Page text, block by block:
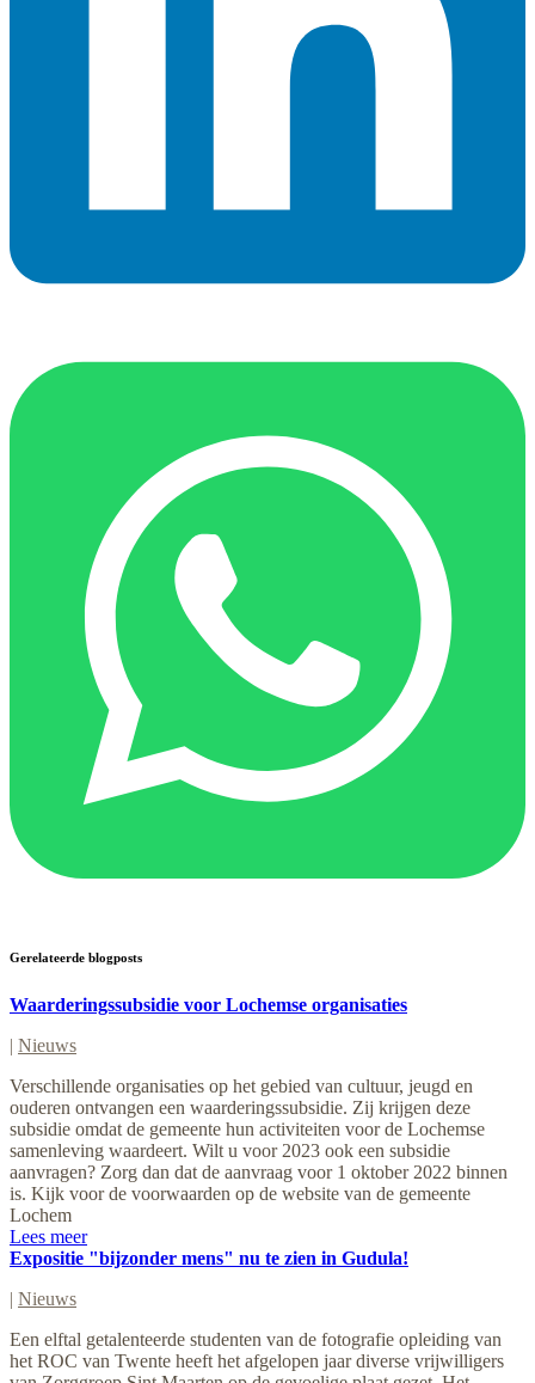
Gerelateerde blogposts
Waarderingssubsidie voor Lochemse organisaties
| Nieuws
Verschillende organisaties op het gebied van cultuur, jeugd en
ouderen ontvangen een waarderingssubsidie. Zij krijgen deze
subsidie omdat de gemeente hun activiteiten voor de Lochemse
samenleving waardeert. Wilt u voor 2023 ook een subsidie
aanvragen? Zorg dan dat de aanvraag voor 1 oktober 2022 binnen
is. Kijk voor de voorwaarden op de website van de gemeente
Lochem
Lees meer
Expositie "bijzonder mens" nu te zien in Gudula!
| Nieuws
Een elftal getalenteerde studenten van de fotografie opleiding van
het ROC van Twente heeft het afgelopen jaar diverse vrijwilligers